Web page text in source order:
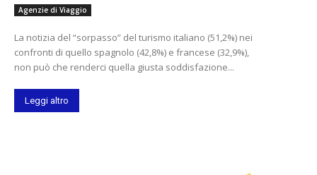
Agenzie di Viaggio
La notizia del “sorpasso” del turismo italiano (51,2%) nei
confronti di quello spagnolo (42,8%) e francese (32,9%),
non può che renderci quella giusta soddisfazione...
Leggi altro